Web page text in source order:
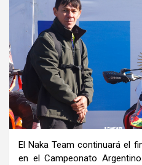
El Naka Team continuará el
en el Campeonato